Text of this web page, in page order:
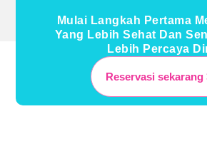
Mulai Langkah Pertama
Yang Lebih Sehat Dan
Lebih Percaya
Reservasi sekarang